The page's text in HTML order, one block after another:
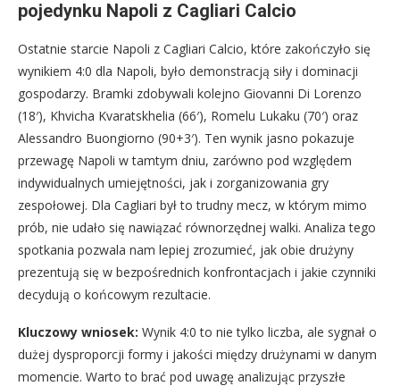
pojedynku Napoli z Cagliari Calcio
Ostatnie starcie Napoli z Cagliari Calcio, które zakończyło się
wynikiem 4:0 dla Napoli, było demonstracją siły i dominacji
gospodarzy. Bramki zdobywali kolejno Giovanni Di Lorenzo
(18′), Khvicha Kvaratskhelia (66′), Romelu Lukaku (70′) oraz
Alessandro Buongiorno (90+3′). Ten wynik jasno pokazuje
przewagę Napoli w tamtym dniu, zarówno pod względem
indywidualnych umiejętności, jak i zorganizowania gry
zespołowej. Dla Cagliari był to trudny mecz, w którym mimo
prób, nie udało się nawiązać równorzędnej walki. Analiza tego
spotkania pozwala nam lepiej zrozumieć, jak obie drużyny
prezentują się w bezpośrednich konfrontacjach i jakie czynniki
decydują o końcowym rezultacie.
Kluczowy wniosek: Wynik 4:0 to nie tylko liczba, ale sygnał o
dużej dysproporcji formy i jakości między drużynami w danym
momencie. Warto to brać pod uwagę analizując przyszłe